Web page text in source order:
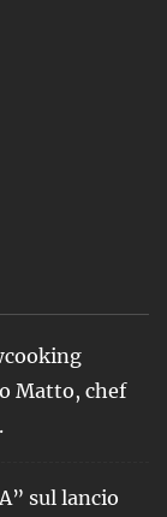
Matto, chef
sul lancio